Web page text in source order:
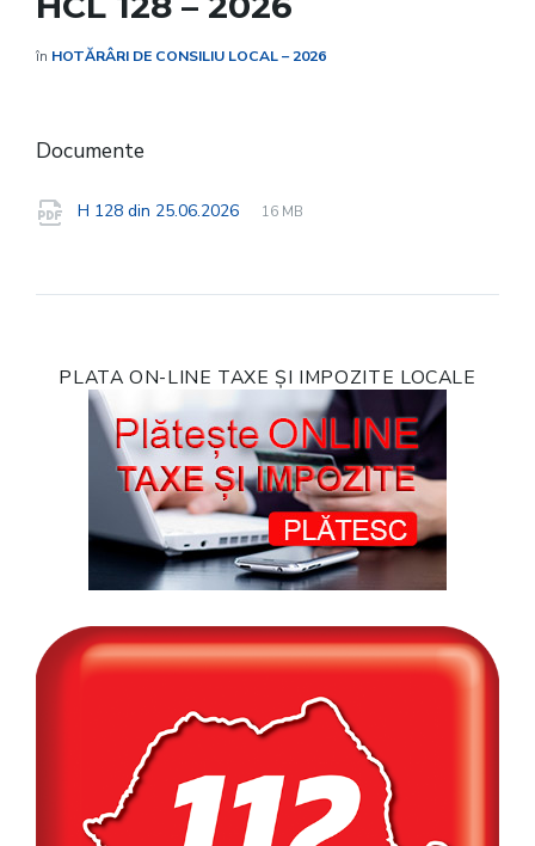
în HOTĂRÂRI DE CONSILIU LOCAL – 2026
Documente
H 128 din 25.06.2026
File
pdf
File
16 MB
PLATA ON-LINE TAXE ȘI IMPOZITE LOCALE